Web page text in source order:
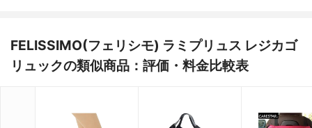
FELISSIMO(フェリシモ) ラミプリュス レジカゴ
リュックの類似商品：評価・料金比較表